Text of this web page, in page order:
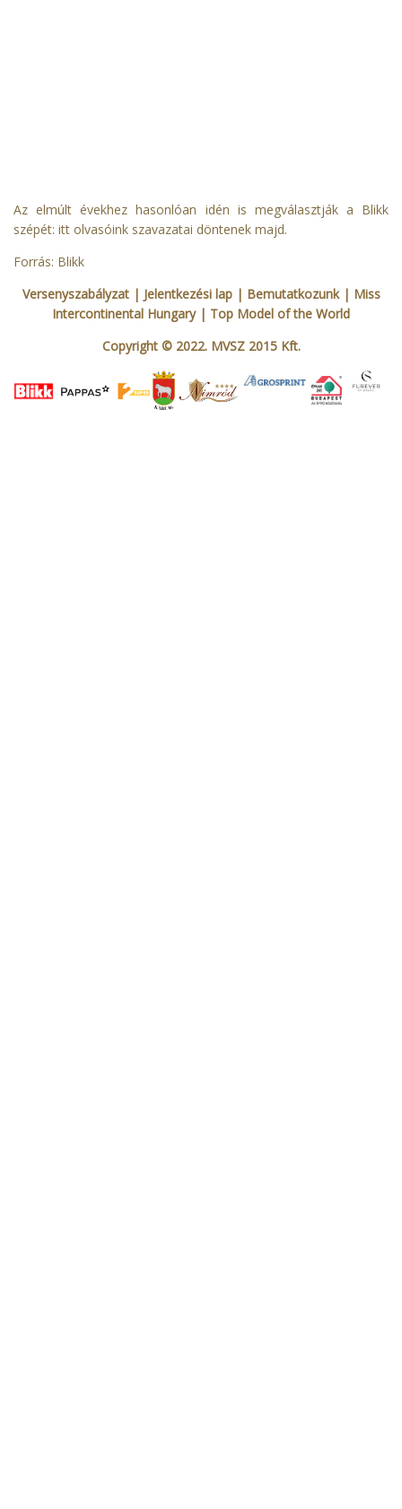
Az elmúlt évekhez hasonlóan idén is megválasztják a Blikk
szépét: itt olvasóink szavazatai döntenek majd.
Forrás: Blikk
Versenyszabályzat| Jelentkezési lap | Bemutatkozunk| Miss
Intercontinental Hungary| Top Model of the World
Copyright © 2022. MVSZ 2015 Kft.